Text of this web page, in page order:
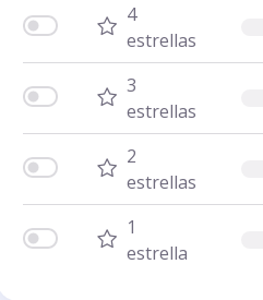
4
estrellas
3
estrellas
2
estrellas
1
estrella